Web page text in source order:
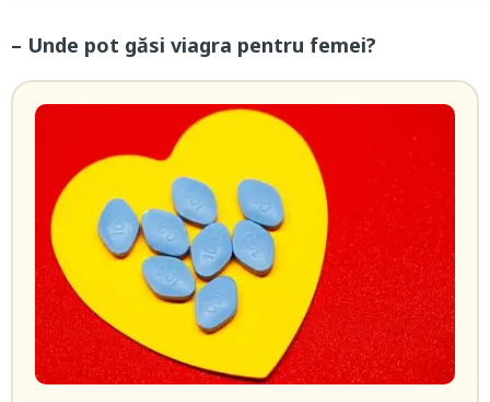
– Unde pot găsi viagra pentru femei?